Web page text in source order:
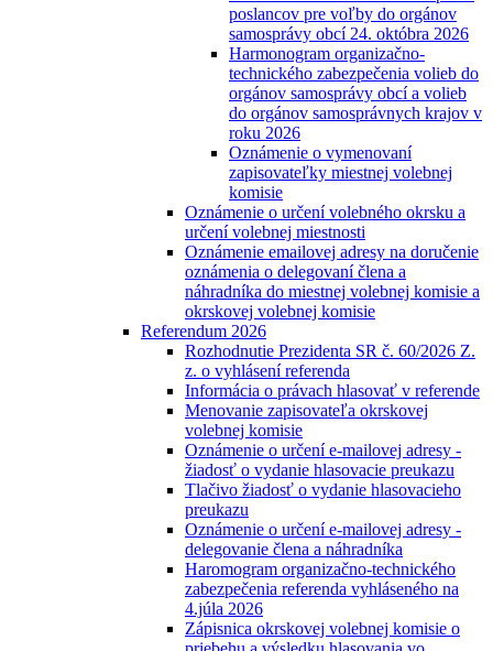
poslancov pre voľby do orgánov
samosprávy obcí 24. októbra 2026
Harmonogram organizačno-
technického zabezpečenia volieb do
orgánov samosprávy obcí a volieb
do orgánov samosprávnych krajov v
roku 2026
Oznámenie o vymenovaní
zapisovateľky miestnej volebnej
komisie
Oznámenie o určení volebného okrsku a
určení volebnej miestnosti
Oznámenie emailovej adresy na doručenie
oznámenia o delegovaní člena a
náhradníka do miestnej volebnej komisie a
okrskovej volebnej komisie
Referendum 2026
Rozhodnutie Prezidenta SR č. 60/2026 Z.
z. o vyhlásení referenda
Informácia o právach hlasovať v referende
Menovanie zapisovateľa okrskovej
volebnej komisie
Oznámenie o určení e-mailovej adresy -
žiadosť o vydanie hlasovacie preukazu
Tlačivo žiadosť o vydanie hlasovacieho
preukazu
Oznámenie o určení e-mailovej adresy -
delegovanie člena a náhradníka
Haromogram organizačno-technického
zabezpečenia referenda vyhláseného na
4.júla 2026
Zápisnica okrskovej volebnej komisie o